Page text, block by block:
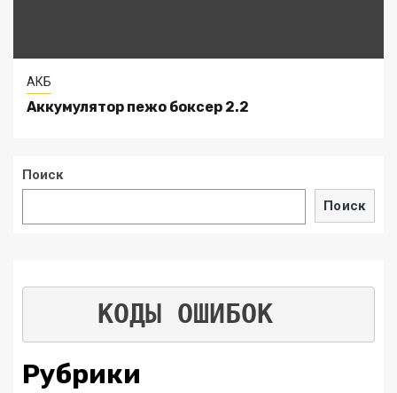
АКБ
Аккумулятор пежо боксер 2.2
Поиск
Поиск
КОДЫ ОШИБОК
Рубрики